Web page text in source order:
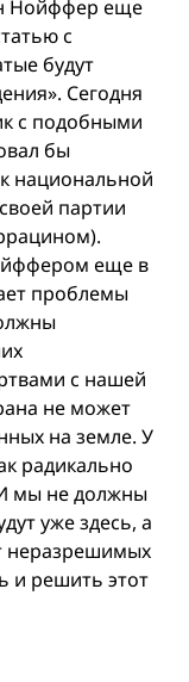
Нойффер еще
с
будут
Сегодня
с подобными
бы
национальной
партии
еще в
проблемы
с нашей
не может
на земле. У
радикально
мы не должны
уже здесь, а
неразрешимых
и решить этот